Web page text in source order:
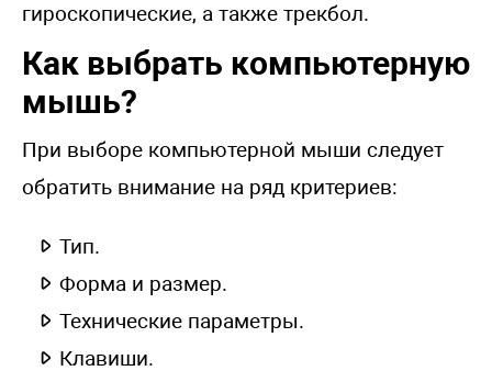
гироскопические, а также трекбол.
Как выбрать компьютерную
мышь?
При выборе компьютерной мыши следует
обратить внимание на ряд критериев:
Тип.
Форма и размер.
Технические параметры.
Клавиши.